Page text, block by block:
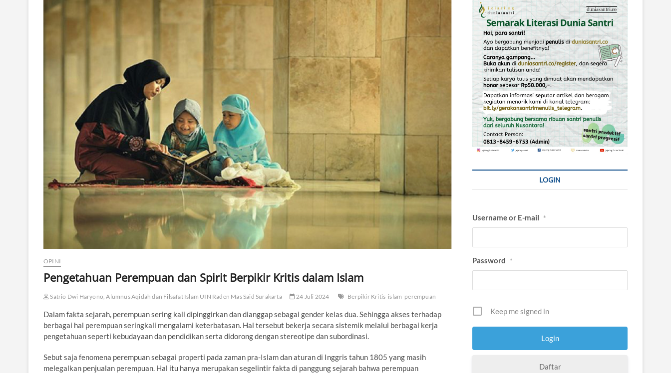
OPINI
Pengetahuan Perempuan dan Spirit Berpikir Kritis dalam Islam
Satrio Dwi Haryono, Alumnus Aqidah dan Filsafat Islam UIN Raden Mas Said Surakarta 24 Juli 2024 Berpikir Kritis islam perempuan
Dalam fakta sejarah, perempuan sering kali dipinggirkan dan dianggap sebagai gender kelas dua. Sehingga akses terhadap
berbagai hal perempuan seringkali mengalami keterbatasan. Hal tersebut bekerja secara sistemik melalui berbagai kerja
pengetahuan seperti kebudayaan dan pendidikan serta didorong dengan stereotipe dan subordinasi.
Sebut saja fenomena perempuan sebagai properti pada zaman pra-Islam dan aturan di Inggris tahun 1805 yang masih
melegalkan penjualan perempuan. Hal itu hanya merupakan segelintir fakta di panggung sejarah bahwa perempuan
LOGIN
Username or E-mail *
Password *
Keep me signed in
Daftar